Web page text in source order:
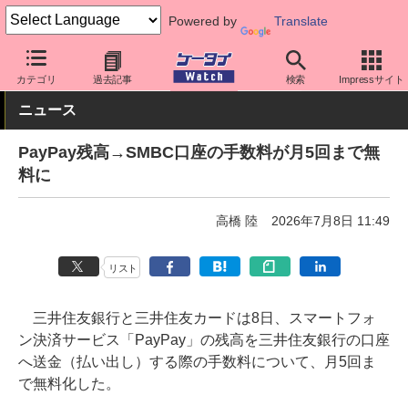
Powered by Translate
カテゴリ 過去記事 検索 Impressサイト
ケータイ Watch アプリ・サービス 決済/金融
ニュース
PayPay残高→SMBC口座の手数料が月5回まで無
料に
高橋 陸 2026年7月8日 11:49
リスト
三井住友銀行と三井住友カードは8日、スマートフォ
ン決済サービス「PayPay」の残高を三井住友銀行の口座
へ送金（払い出し）する際の手数料について、月5回ま
で無料化した。